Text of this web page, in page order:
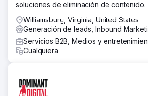
soluciones de eliminación de contenido.
Williamsburg, Virginia, United States
Generación de leads, Inbound
Servicios B2B, Medios y
Cualquiera